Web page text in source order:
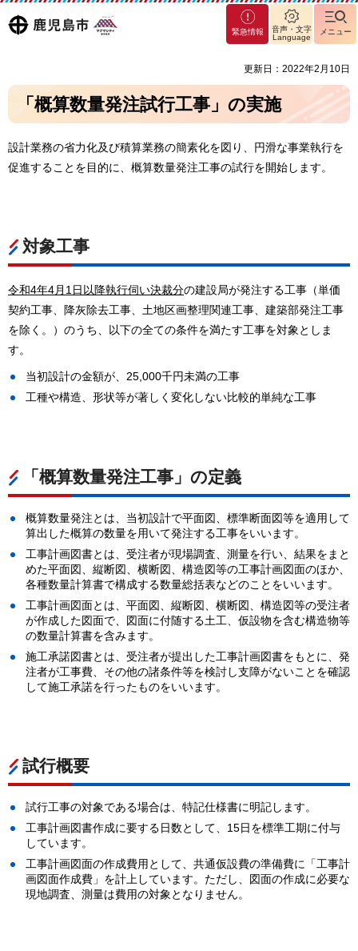
鹿児島
マグ
マシ
緊急情報
音声・文字
Language
メニュー
更新日：2022年2月10日
「概算数量発注試行工事」の実施
設計業務の省力化及び積算業務の簡素化を図り、円滑な事業執行を
促進することを目的に、概算数量発注工事の試行を開始します。
対象工事
令和4年4月1日以降執行伺い決裁分の建設局が発注する工事（単価
契約工事、降灰除去工事、土地区画整理関連工事、建築部発注工事
を除く。）のうち、以下の全ての条件を満たす工事を対象としま
す。
当初設計の金額が、25,000千円未満の工事
工種や構造、形状等が著しく変化しない比較的単純な工事
「概算数量発注工事」の定義
概算数量発注とは、当初設計で平面図、標準断面図等を適用して
算出した概算の数量を用いて発注する工事をいいます。
工事計画図書とは、受注者が現場調査、測量を行い、結果をまと
めた平面図、縦断図、横断図、構造図等の工事計画図面のほか、
各種数量計算書で構成する数量総括表などのことをいいます。
工事計画図面とは、平面図、縦断図、横断図、構造図等の受注者
が作成した図面で、図面に付随する土工、仮設物を含む構造物等
の数量計算書を含みます。
施工承諾図書とは、受注者が提出した工事計画図書をもとに、発
注者が工事費、その他の諸条件等を検討し支障がないことを確認
して施工承諾を行ったものをいいます。
試行概要
試行工事の対象である場合は、特記仕様書に明記します。
工事計画図書作成に要する日数として、15日を標準工期に付与
しています。
工事計画図面の作成費用として、共通仮設費の準備費に「工事計
画図面作成費」を計上しています。ただし、図面の作成に必要な
現地調査、測量は費用の対象となりません。